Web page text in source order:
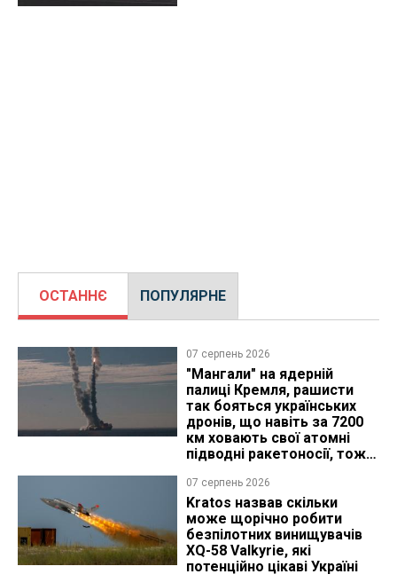
ОСТАННЄ ПОПУЛЯРНЕ
07 серпень 2026
"Мангали" на ядерній
палиці Кремля, рашисти
так бояться українських
дронів, що навіть за 7200
км ховають свої атомні
підводні ракетоносії, тож
07 серпень 2026
Kratos назвав скільки
може щорічно робити
безпілотних винищувачів
XQ-58 Valkyrie, які
потенційно цікаві Україні